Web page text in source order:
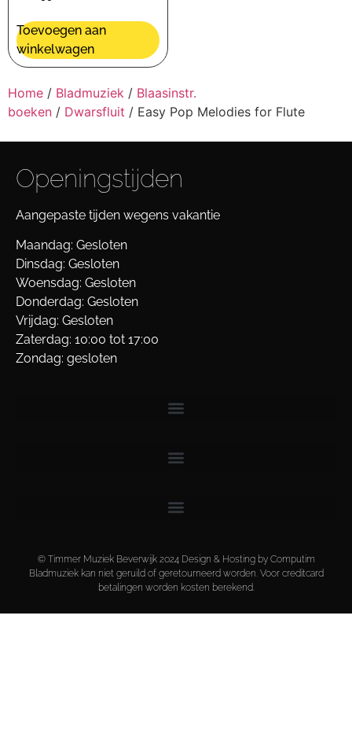
Toevoegen aan
winkelwagen
Home / Bladmuziek / Blaasinstr.
boeken / Dwarsfluit / Easy Pop Melodies for Flute
Openingstijden
Aangepaste tijden wegens vakantie
Maandag: Gesloten
Dinsdag: Gesloten
Woensdag: Gesloten
Donderdag: Gesloten
Vrijdag: Gesloten
Zaterdag: 10:00 tot 17:00
Zondag: gesloten
© Timmer Muziek Beverwijk 2024 Design & Hosting by Computim
Bladmuziek kan niet geruild of geretourneerd worden. Voor creditcard
betalingen worden kosten berekend.